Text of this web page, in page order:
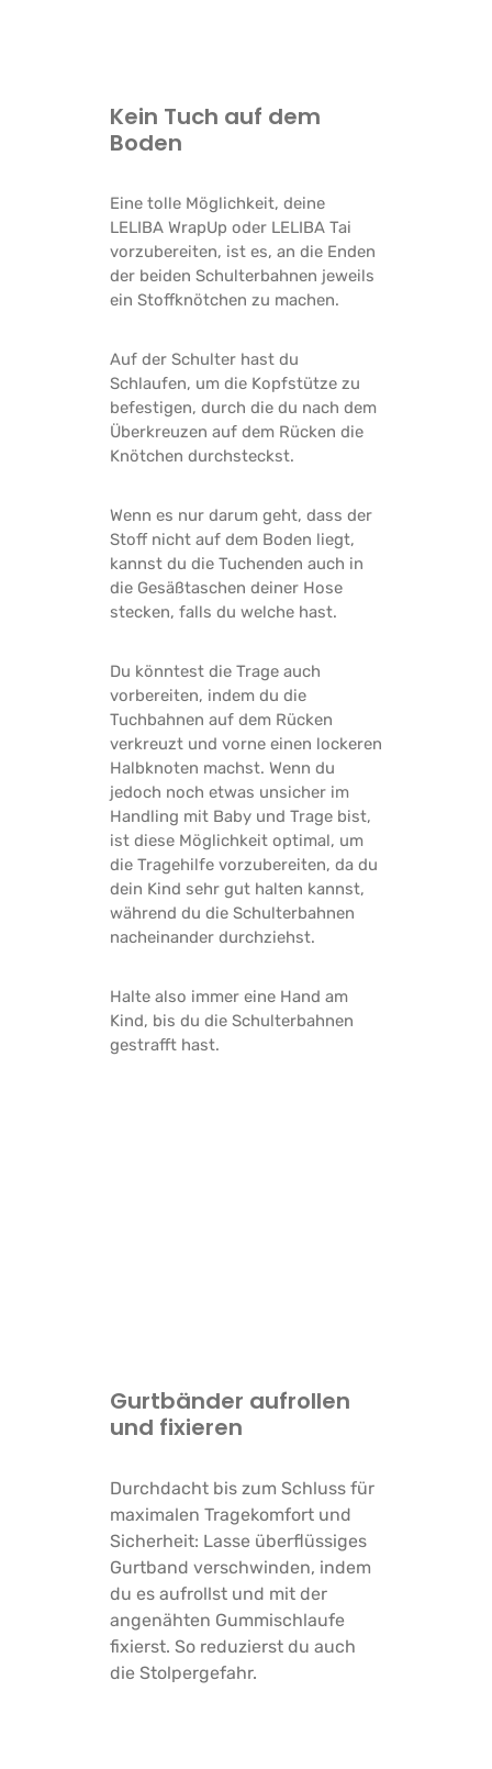
Kein Tuch auf dem
Boden
Eine tolle Möglichkeit, deine
LELIBA WrapUp oder LELIBA Tai
vorzubereiten, ist es, an die Enden
der beiden Schulterbahnen jeweils
ein Stoffknötchen zu machen.
Auf der Schulter hast du
Schlaufen, um die Kopfstütze zu
befestigen, durch die du nach dem
Überkreuzen auf dem Rücken die
Knötchen durchsteckst.
Wenn es nur darum geht, dass der
Stoff nicht auf dem Boden liegt,
kannst du die Tuchenden auch in
die Gesäßtaschen deiner Hose
stecken, falls du welche hast.
Du könntest die Trage auch
vorbereiten, indem du die
Tuchbahnen auf dem Rücken
verkreuzt und vorne einen lockeren
Halbknoten machst. Wenn du
jedoch noch etwas unsicher im
Handling mit Baby und Trage bist,
ist diese Möglichkeit optimal, um
die Tragehilfe vorzubereiten, da du
dein Kind sehr gut halten kannst,
während du die Schulterbahnen
nacheinander durchziehst.
Halte also immer eine Hand am
Kind, bis du die Schulterbahnen
gestrafft hast.
Gurtbänder aufrollen
und fixieren
Durchdacht bis zum Schluss für
maximalen Tragekomfort und
Sicherheit: Lasse überflüssiges
Gurtband verschwinden, indem
du es aufrollst und mit der
angenähten Gummischlaufe
fixierst. So reduzierst du auch
die Stolpergefahr.